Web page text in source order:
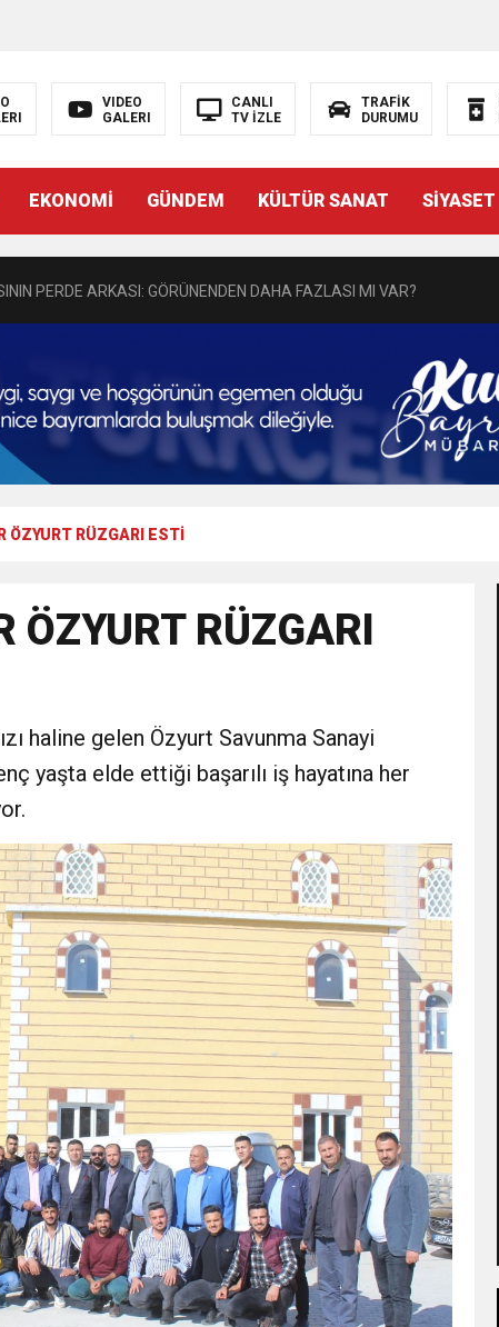
VIDEO
GALERI
CANLI
TV İZLE
TRAFİK
DURUMU
EKONOMİ GÜNDEM KÜLTÜR SANAT SİYASET
EMRAH KARAÇAY’A SEVGİ SELİ
PERDE ARKASI: GÖRÜNENDEN DAHA FAZLASI MI VAR?
Hizmete Açıldı
EĞİTİME KALICI YATIRIM
EMRAH KARAÇAY’A SEVGİ SELİ
GÖNÜLLERE DOKUNAN ZİYARET
ÖZYURT RÜZGARI ESTİ
ÖZYURT RÜZGARI
haline gelen Özyurt Savunma Sanayi
yaşta elde ettiği başarılı iş hayatına her